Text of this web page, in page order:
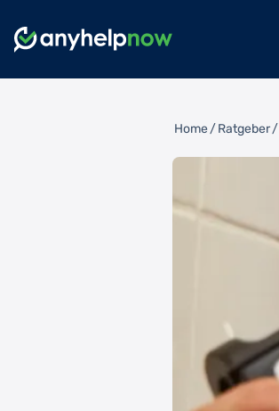
Home/Ratgeber/